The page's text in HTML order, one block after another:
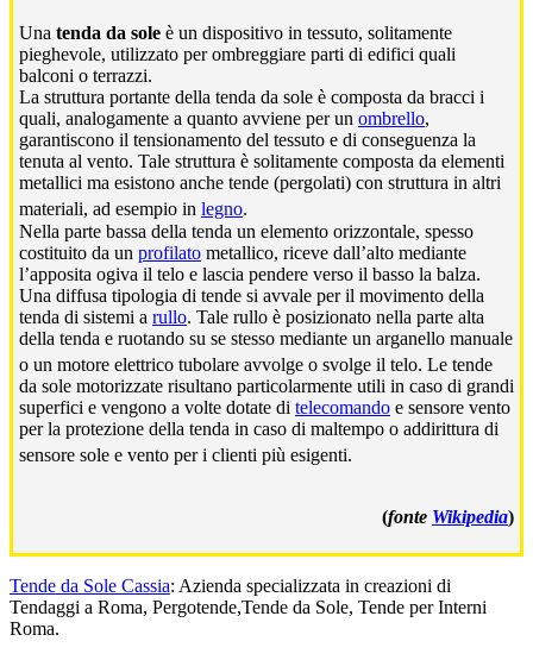
Una tenda da sole è un dispositivo in tessuto, solitamente
pieghevole, utilizzato per ombreggiare parti di edifici quali
balconi o terrazzi.
La struttura portante della tenda da sole è composta da bracci i
quali, analogamente a quanto avviene per un ombrello,
garantiscono il tensionamento del tessuto e di conseguenza la
tenuta al vento. Tale struttura è solitamente composta da elementi
metallici ma esistono anche tende (pergolati) con struttura in altri
materiali, ad esempio in legno.
Nella parte bassa della tenda un elemento orizzontale, spesso
costituito da un profilato metallico, riceve dall’alto mediante
l’apposita ogiva il telo e lascia pendere verso il basso la balza.
Una diffusa tipologia di tende si avvale per il movimento della
tenda di sistemi a rullo. Tale rullo è posizionato nella parte alta
della tenda e ruotando su se stesso mediante un arganello manuale
o un motore elettrico tubolare avvolge o svolge il telo. Le tende
da sole motorizzate risultano particolarmente utili in caso di grandi
superfici e vengono a volte dotate di telecomando e sensore vento
per la protezione della tenda in caso di maltempo o addirittura di
sensore sole e vento per i clienti più esigenti.
(fonte Wikipedia)
Tende da Sole Cassia: Azienda specializzata in creazioni di
Tendaggi a Roma, Pergotende,Tende da Sole, Tende per Interni
Roma.